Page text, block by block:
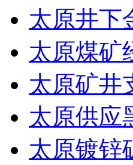
太原井下
太原煤矿
太原矿井
太原供应
太原镀锌